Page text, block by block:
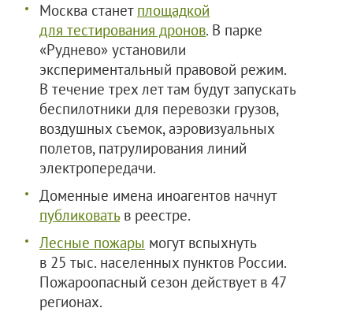
Москва станет площадкой
для тестирования дронов. В парке
«Руднево» установили
экспериментальный правовой режим.
В течение трех лет там будут запускать
беспилотники для перевозки грузов,
воздушных съемок, аэровизуальных
полетов, патрулирования линий
электропередачи.
Доменные имена иноагентов начнут
публиковатьв реестре.
Лесные пожары могут вспыхнуть
в 25 тыс. населенных пунктов России.
Пожароопасный сезон действует в 47
регионах.